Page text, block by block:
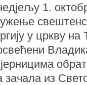
1.
у цркву
зачала из